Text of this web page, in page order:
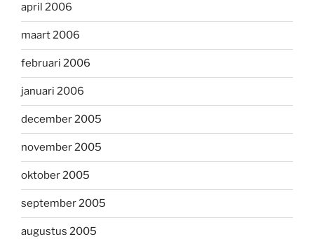
april 2006
maart 2006
februari 2006
januari 2006
december 2005
november 2005
oktober 2005
september 2005
augustus 2005